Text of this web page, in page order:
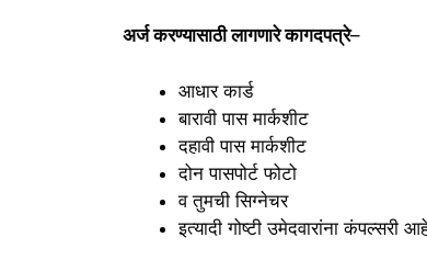
अर्ज करण्यासाठी लागणारे कागदपत्रे–
आधार कार्ड
बारावी पास मार्कशीट
दहावी पास मार्कशीट
दोन पासपोर्ट फोटो
व तुमची सिग्नेचर
इत्यादी गोष्टी उमेदवारांना कंपल्सरी